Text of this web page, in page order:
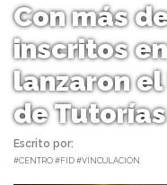
Con más
inscritos
lanzaron
de
Escrito por:
#CENTRO #FID #VINCULACIÓN